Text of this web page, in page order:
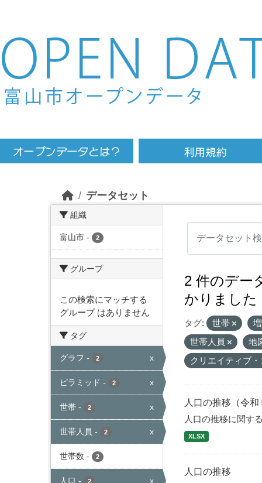
Skip to main content
データセット
組織
富山市 - 2
グループ
この検索にマッチする
グループ はありません
タグ
グラフ - 2 x
ピラミッド - 2 x
世帯 - 2 x
世帯人員 - 2 x
世帯数 - 2
人口 - 2 x
2 件のデー
かりました
タグ: 世帯
世帯人員
地
クリエイティブ
人口の推移（令和
人口の推移に関す
XLSX
人口の推移